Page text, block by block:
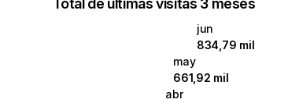
Total de últimas visitas 3 meses
jun
834,79 mil
may
661,92 mil
abr